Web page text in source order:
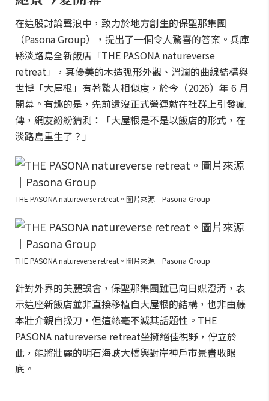
在這股討論聲浪中，致力於地方創生的保聖那集團
（Pasona Group），提出了一個令人驚喜的答案。兵庫
縣淡路島全新飯店「THE PASONA natureverse
retreat」，其優美的木造弧形外觀、溫潤的曲線結構與
世博「大屋根」有著驚人相似度，於今（2026）年 6 月
開幕。有趣的是，先前還沒正式營運就在社群上引發瘋
傳，網友紛紛猜測：「大屋根是不是以飯店的形式，在
淡路島重生了？」
THE PASONA natureverse retreat。圖片來源｜Pasona Group
THE PASONA natureverse retreat。圖片來源｜Pasona Group
針對外界的美麗誤會，保聖那集團雖已向日媒澄清，表
示這座新飯店並非直接移植自大屋根的結構，也非由藤
本壯介親自操刀，但這絲毫不減其話題性。THE
PASONA natureverse retreat坐擁絕佳視野，佇立於
此，能將壯麗的明石海峽大橋與對岸神戶市景盡收眼
底。